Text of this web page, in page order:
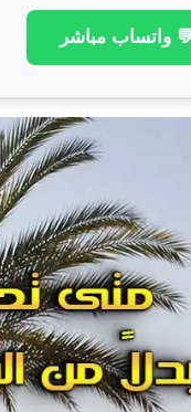
واتساب مباشر